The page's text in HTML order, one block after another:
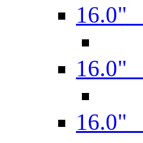
16.0"
16.0"
16.0"